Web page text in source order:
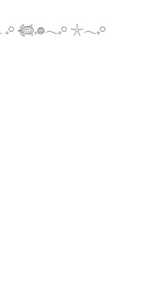
𓈒𓏸 𓆉𓈒𓐍𓂃𓈒𓏸 𓇼𓂃𓈒𓏸